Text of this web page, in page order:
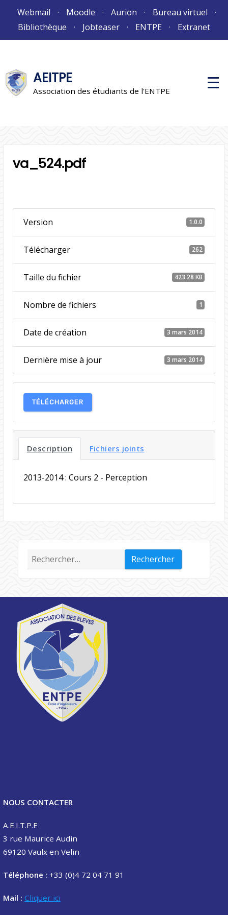
Webmail Moodle Aurion
Bureau virtuel
Bibliothèque
Jobteaser ENTPE Extranet
AEITPE
Association des étudiants de l'ENTPE
M
e
va_524.pdf
Version 1.0.0
Télécharger 262
Taille du fichier 423.28 KB
Nombre de fichiers 1
Date de création 3 mars 2014
Dernière mise à jour 3 mars 2014
TÉLÉCHARGER
Description Fichiers joints
2013-2014 : Cours 2 - Perception
Rechercher :
NOUS CONTACTER
A.E.I.T.P.E
3 rue Maurice Audin
69120 Vaulx en Velin
Téléphone : +33 (0)4 72 04 71 91
Mail : Cliquer ici